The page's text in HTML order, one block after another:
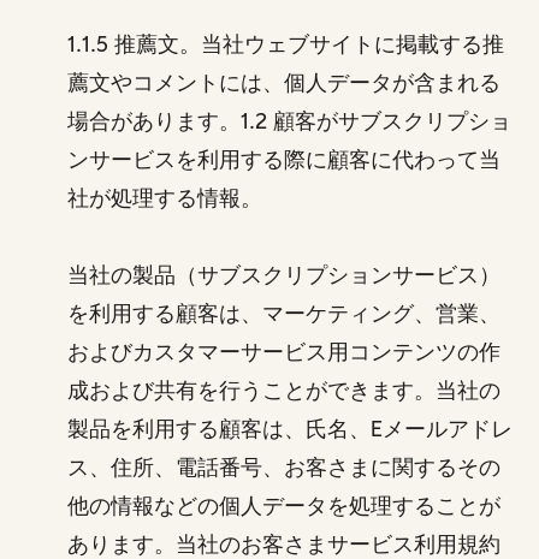
1.1.5 推薦文。当社ウェブサイトに掲載する推
薦文やコメントには、個人データが含まれる
場合があります。1.2 顧客がサブスクリプショ
ンサービスを利用する際に顧客に代わって当
社が処理する情報。
当社の製品（サブスクリプションサービス）
を利用する顧客は、マーケティング、営業、
およびカスタマーサービス用コンテンツの作
成および共有を行うことができます。当社の
製品を利用する顧客は、氏名、Eメールアドレ
ス、住所、電話番号、お客さまに関するその
他の情報などの個人データを処理することが
あります。当社のお客さまサービス利用規約